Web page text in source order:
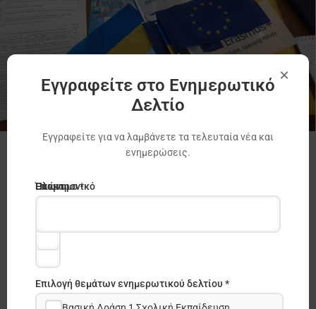
Κατάσταση στην Ουκρανία
×
Εγγραφείτε στο Ενημερωτικό
Δελτίο
Εγγραφείτε για να λαμβάνετε τα τελευταία νέα και
ενημερώσεις.
Ηλεκτρονικό
Όνομα
Επώνυμο *
Επιλογή θεμάτων ενημερωτικού δελτίου *